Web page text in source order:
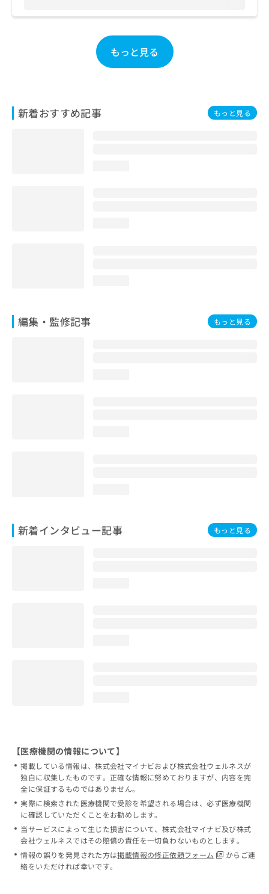
もっと見る
新着おすすめ記事 もっと見る
編集・監修記事 もっと見る
新着インタビュー記事 もっと見る
問
ら
【医療機関の情報について】
掲載している情報は、株式会社マイナビおよび株式会社ウェルネスが
独自に収集したものです。正確な情報に努めておりますが、内容を完
全に保証するものではありません。
実際に検索された医療機関で受診を希望される場合は、必ず医療機関
に確認していただくことをお勧めします。
当サービスによって生じた損害について、株式会社マイナビ及び株式
会社ウェルネスではその賠償の責任を一切負わないものとします。
情報の誤りを発見された方は掲載情報の修正依頼フォーム
からご連
絡をいただければ幸いです。